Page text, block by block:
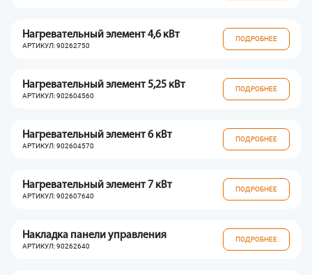
Нагревательный элемент 4,6 кВт
АРТИКУЛ: 90262750
ПОДРОБНЕЕ
Нагревательный элемент 5,25 кВт
АРТИКУЛ: 902604560
ПОДРОБНЕЕ
Нагревательный элемент 6 кВт
АРТИКУЛ: 902604570
ПОДРОБНЕЕ
Нагревательный элемент 7 кВт
АРТИКУЛ: 902607640
ПОДРОБНЕЕ
Накладка панели управления
АРТИКУЛ: 90262640
ПОДРОБНЕЕ